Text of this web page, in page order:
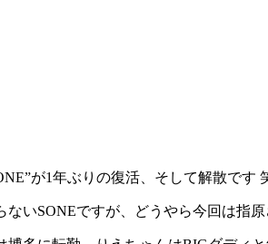
が1年ぶりの復活、そして解散です
ないSONEですが、どうやら今回は指